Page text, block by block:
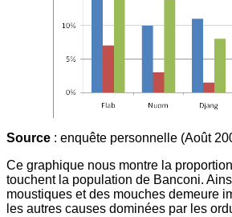
Source : enquête personnelle (Août
Ce graphique nous montre la
touchent la population de Banconi.
moustiques et des mouches demeure
les autres causes dominées par les